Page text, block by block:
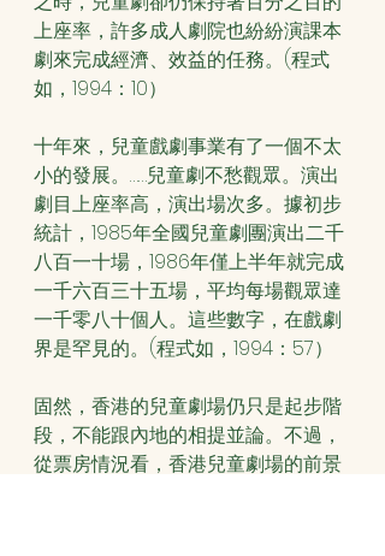
上座率，許多成人劇院也紛紛演課本
劇來完成經濟、效益的任務。(程式
如，1994：10）
十年來，兒童戲劇事業有了一個不太
小的發展。……兒童劇不愁觀眾。演出
劇目上座率高，演出場次多。據初步
統計，1985年全國兒童劇團演出二千
八百一十場，1986年僅上半年就完成
一千六百三十五場，平均每場觀眾達
一千零八十個人。這些數字，在戲劇
界是罕見的。(程式如，1994：57）
固然，香港的兒童劇場仍只是起步階
段，不能跟內地的相提並論。不過，
從票房情況看，香港兒童劇場的前景